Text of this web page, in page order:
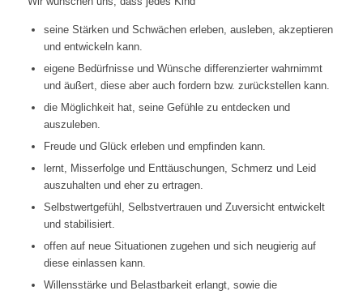
seine Stärken und Schwächen erleben, ausleben, akzeptieren
und entwickeln kann.
eigene Bedürfnisse und Wünsche differenzierter wahrnimmt
und äußert, diese aber auch fordern bzw. zurückstellen kann.
die Möglichkeit hat, seine Gefühle zu entdecken und
auszuleben.
Freude und Glück erleben und empfinden kann.
lernt, Misserfolge und Enttäuschungen, Schmerz und Leid
auszuhalten und eher zu ertragen.
Selbstwertgefühl, Selbstvertrauen und Zuversicht entwickelt
und stabilisiert.
offen auf neue Situationen zugehen und sich neugierig auf
diese einlassen kann.
Willensstärke und Belastbarkeit erlangt, sowie die